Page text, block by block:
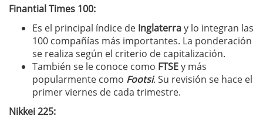
Finantial Times 100:
Es el principal índice de Inglaterray lo integran las
100 compañías más importantes. La ponderación
se realiza según el criterio de capitalización.
También se le conoce como FTSEy más
popularmente como Footsi. Su revisión se hace el
primer viernes de cada trimestre.
Nikkei 225: